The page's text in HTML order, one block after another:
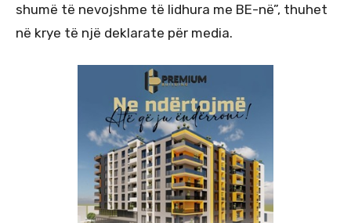
shumë të nevojshme të lidhura me BE-në”, thuhet
në krye të një deklarate për media.